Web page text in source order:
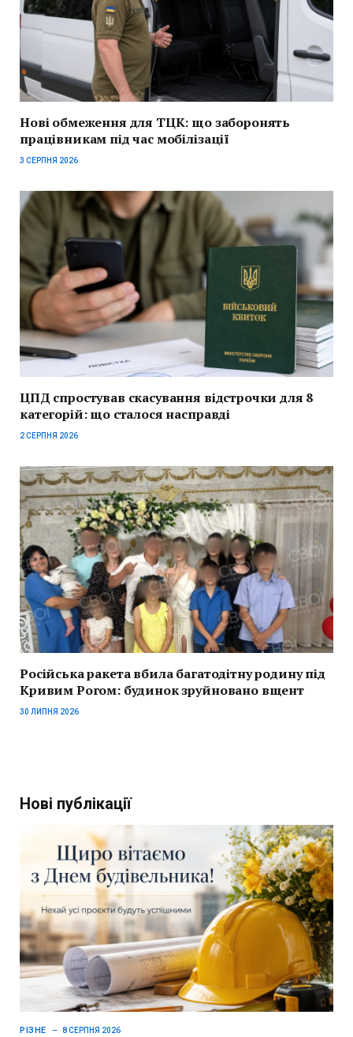
Нові обмеження для ТЦК: що заборонять
працівникам під час мобілізації
3 СЕРПНЯ 2026
ЦПД спростував скасування відстрочки для 8
категорій: що сталося насправді
2 СЕРПНЯ 2026
Російська ракета вбила багатодітну родину під
Кривим Рогом: будинок зруйновано вщент
30 ЛИПНЯ 2026
Нові публікації
РІЗНЕ 8 СЕРПНЯ 2026